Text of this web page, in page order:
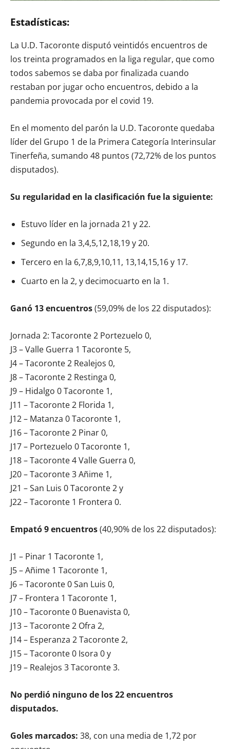
Estadísticas:
La U.D. Tacoronte disputó veintidós encuentros de
los treinta programados en la liga regular, que como
todos sabemos se daba por finalizada cuando
restaban por jugar ocho encuentros, debido a la
pandemia provocada por el covid 19.
En el momento del parón la U.D. Tacoronte quedaba
líder del Grupo 1 de la Primera Categoría Interinsular
Tinerfeña, sumando 48 puntos (72,72% de los puntos
disputados).
Su regularidad en la clasificación fue la siguiente:
Estuvo líder en la jornada 21 y 22.
Segundo en la 3,4,5,12,18,19 y 20.
Tercero en la 6,7,8,9,10,11, 13,14,15,16 y 17.
Cuarto en la 2, y decimocuarto en la 1.
Ganó 13 encuentros(59,09% de los 22 disputados):
Jornada 2: Tacoronte 2 Portezuelo 0,
J3 – Valle Guerra 1 Tacoronte 5,
J4 – Tacoronte 2 Realejos 0,
J8 – Tacoronte 2 Restinga 0,
J9 – Hidalgo 0 Tacoronte 1,
J11 – Tacoronte 2 Florida 1,
J12 – Matanza 0 Tacoronte 1,
J16 – Tacoronte 2 Pinar 0,
J17 – Portezuelo 0 Tacoronte 1,
J18 – Tacoronte 4 Valle Guerra 0,
J20 – Tacoronte 3 Añime 1,
J21 – San Luis 0 Tacoronte 2 y
J22 – Tacoronte 1 Frontera 0.
Empató 9 encuentros(40,90% de los 22 disputados):
J1 – Pinar 1 Tacoronte 1,
J5 – Añime 1 Tacoronte 1,
J6 – Tacoronte 0 San Luis 0,
J7 – Frontera 1 Tacoronte 1,
J10 – Tacoronte 0 Buenavista 0,
J13 – Tacoronte 2 Ofra 2,
J14 – Esperanza 2 Tacoronte 2,
J15 – Tacoronte 0 Isora 0 y
J19 – Realejos 3 Tacoronte 3.
No perdió ninguno de los 22 encuentros
disputados.
Goles marcados: 38, con una media de 1,72 por